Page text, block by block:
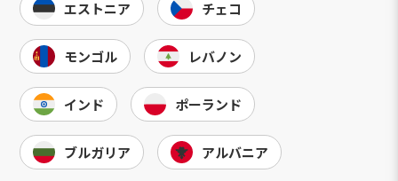
エストニア チェコ
モンゴル レバノン
インド ポーランド
ブルガリア アルバニア